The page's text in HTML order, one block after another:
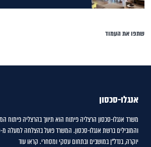
שתפו את העמוד
אנגלו-סכסון
משרד אנגלו-סכסון הרצליה פיתוח הוא תיווך בהרצליה פיתוח
יוקרה, בנדל"ן במושבים ובתחום עסקי ומסחרי. קראו עוד